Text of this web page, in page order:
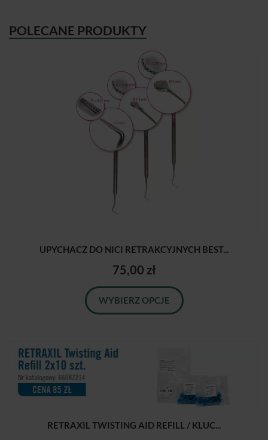
POLECANE PRODUKTY
UPYCHACZ DO NICI RETRAKCYJNYCH BEST...
75,00 zł
WYBIERZ OPCJE
RETRAXIL TWISTING AID REFILL / KLUC...